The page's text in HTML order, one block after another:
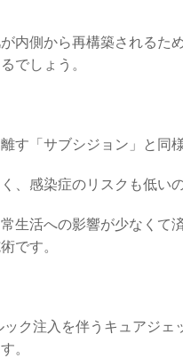
内側から再構築されるた
でしょう。
す「サブシジョン」と同
、感染症のリスクも低い
生活への影響が少なくて
です。
ク注入を伴うキュアジェ
。